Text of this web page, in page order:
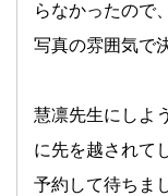
らなかったので、
写真の雰囲気で
慧凛先生にしよ
に先を越されて
予約して待ちま